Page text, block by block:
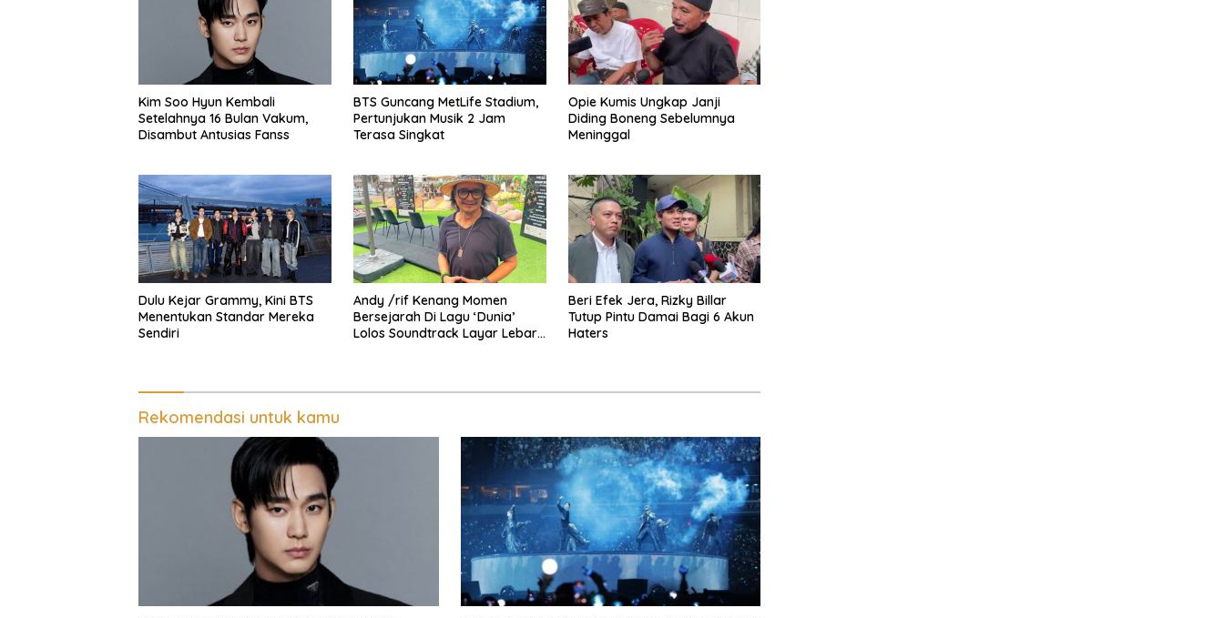
Kim Soo Hyun Kembali
Setelahnya 16 Bulan Vakum,
Disambut Antusias Fanss
BTS Guncang MetLife Stadium,
Pertunjukan Musik 2 Jam
Terasa Singkat
Opie Kumis Ungkap Janji
Diding Boneng Sebelumnya
Meninggal
Dulu Kejar Grammy, Kini BTS
Menentukan Standar Mereka
Sendiri
Andy /rif Kenang Momen
Bersejarah Di Lagu ‘Dunia’
Lolos Soundtrack Layar Lebar
Beri Efek Jera, Rizky Billar
Tutup Pintu Damai Bagi 6 Akun
Haters
Rekomendasi untuk kamu